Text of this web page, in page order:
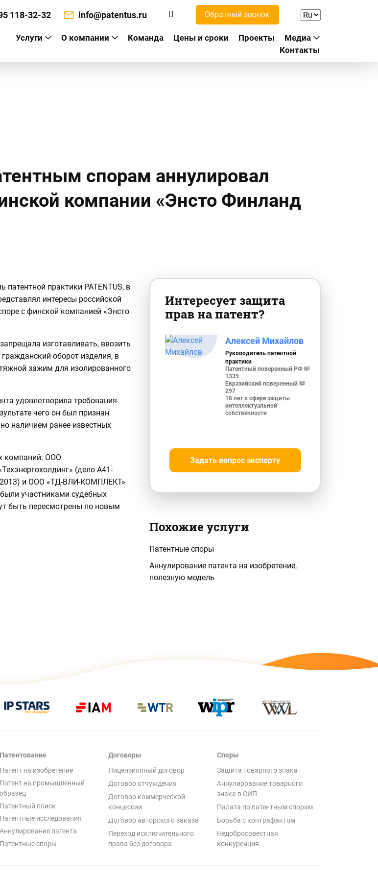
118-32-32 info@patentus.ru Обратный звонок
Услуги О компании Команда Цены и сроки Проекты
Медиа
Контакты
спорам аннулировал
компании «Энсто Финланд
патентной практики PATENTUS, в
интересы российской
с финской компанией «Энсто
изготавливать, ввозить
оборот изделия, в
зажим для изолированного
удовлетворила требования
чего он был признан
наличием ранее известных
компаний: ООО
(дело А41-
2013) и ООО «ТД-ВЛИ-КОМПЛЕКТ»
участниками судебных
быть пересмотрены по новым
Интересует защита
прав на патент?
Алексей Михайлов
Руководитель патентной
практики
Патентный поверенный РФ №
1339
Евразийский поверенный №
297
18 лет в сфере защиты
интеллектуальной
собственности
Задать вопрос эксперту
Похожие услуги
Патентные споры
Аннулирование патента на изобретение,
полезную модель
Патентование
Патент на изобретение
Патент на промышленный
образец
Патентный поиск
Патентные исследования
Аннулирование патента
Патентные споры
Договоры
Лицензионный договор
Договор отчуждения
Договор коммерческой
концессии
Договор авторского заказа
Переход исключительного
права без договора
Споры
Защита товарного знака
Аннулирование товарного
знака в СИП
Палата по патентным спорам
Борьба с контрафактом
Недобросовестная
конкуренция